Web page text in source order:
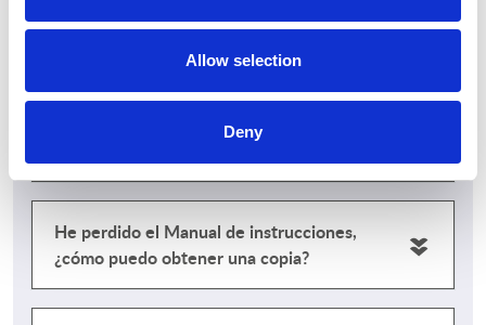
Allow selection
Deny
Mi concesionario ya no existe, ¿dónde puedo
Se ha desprendido una pegatina, ¿cómo
He perdido el Manual de instrucciones,
¿cómo puedo obtener una copia?